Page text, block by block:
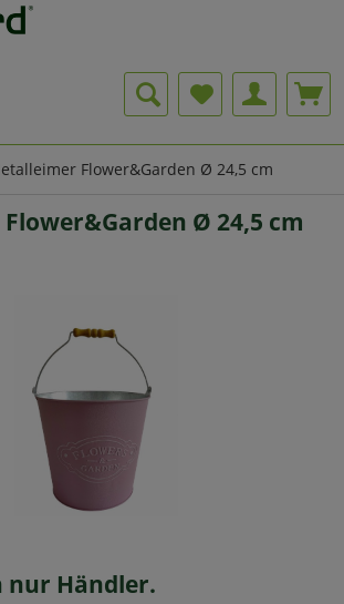
Flower&Garden Ø 24,5 cm
Ø 24,5 cm
nur Händler.